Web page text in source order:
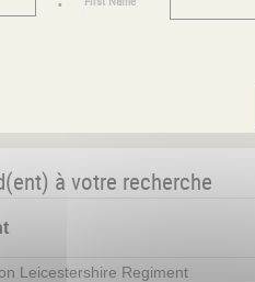
à votre recherche
Leicestershire Regiment